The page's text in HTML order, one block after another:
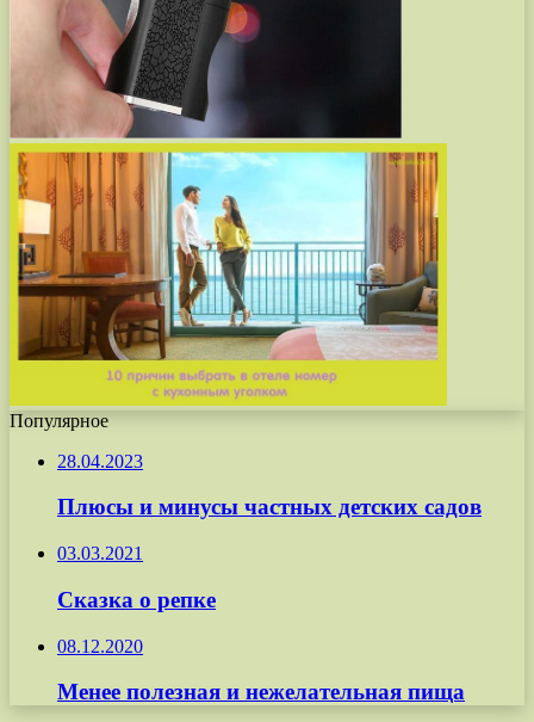
Популярное
28.04.2023
Плюсы и минусы частных детских садов
03.03.2021
Сказка о репке
08.12.2020
Менее полезная и нежелательная пища